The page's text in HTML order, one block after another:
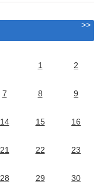
>>
1 2
7 8 9
14 15 16
21 22 23
28 29 30